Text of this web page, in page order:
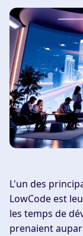
L'un des
LowCode est
les temps de
prenaient